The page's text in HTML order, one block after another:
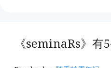
《seminaRs》有